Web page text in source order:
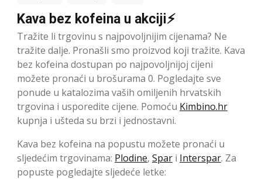
Kava bez kofeina u akciji⚡
Tražite li trgovinu s najpovoljnijim cijenama? Ne
tražite dalje. Pronašli smo proizvod koji tražite. Kava
bez kofeina dostupan po najpovoljnijoj cijeni
možete pronaći u brošurama 0. Pogledajte sve
ponude u katalozima vaših omiljenih hrvatskih
trgovina i usporedite cijene. Pomoću Kimbino.hr
kupnja i ušteda su brzi i jednostavni.
Kava bez kofeina na popustu možete pronaći u
sljedećim trgovinama: Plodine, Spar i Interspar. Za
popuste pogledajte sljedeće letke: